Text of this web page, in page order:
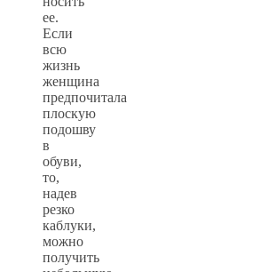
ее.
Если
всю
жизнь
женщина
предпочитала
плоскую
подошву
в
обуви,
то,
надев
резко
каблуки,
можно
получить